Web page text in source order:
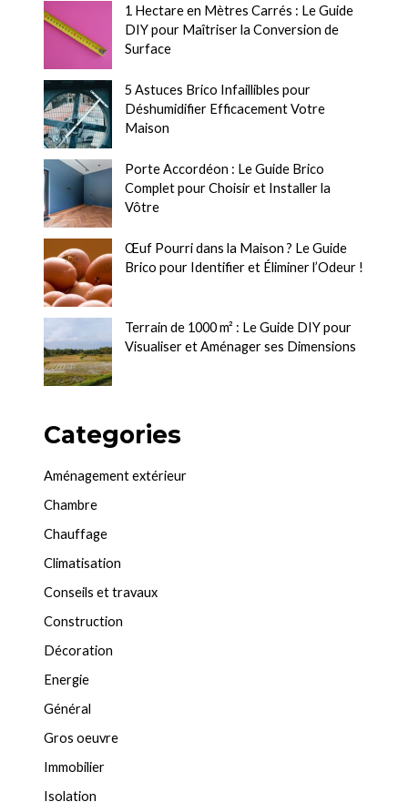
1 Hectare en Mètres Carrés : Le Guide
DIY pour Maîtriser la Conversion de
Surface
5 Astuces Brico Infaillibles pour
Déshumidifier Efficacement Votre
Maison
Porte Accordéon : Le Guide Brico
Complet pour Choisir et Installer la
Vôtre
Œuf Pourri dans la Maison ? Le Guide
Brico pour Identifier et Éliminer l’Odeur !
Terrain de 1000 m² : Le Guide DIY pour
Visualiser et Aménager ses Dimensions
Categories
Aménagement extérieur
Chambre
Chauffage
Climatisation
Conseils et travaux
Construction
Décoration
Energie
Général
Gros oeuvre
Immobilier
Isolation